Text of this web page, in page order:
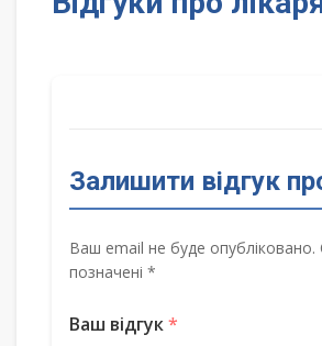
Залишити відгук
Ваш email не буде опубліковано.
позначені *
Ваш відгук*